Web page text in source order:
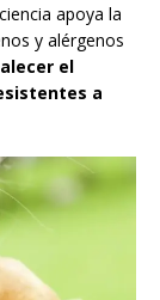
apoya la
y alérgenos
el
a